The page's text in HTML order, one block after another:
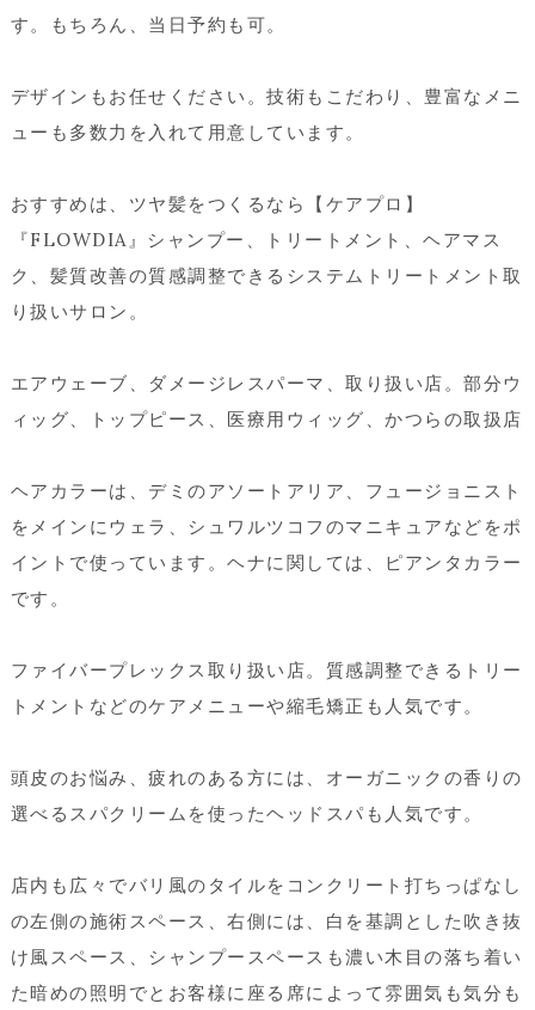
す。もちろん、当日予約も可。
デザインもお任せください。技術もこだわり、豊富なメニ
ューも多数力を入れて用意しています。
おすすめは、ツヤ髪をつくるなら【ケアプロ】
『FLOWDIA』シャンプー、トリートメント、ヘアマス
ク、髪質改善の質感調整できるシステムトリートメント取
り扱いサロン。
エアウェーブ、ダメージレスパーマ、取り扱い店。部分ウ
ィッグ、トップピース、医療用ウィッグ、かつらの取扱店
ヘアカラーは、デミのアソートアリア、フュージョニスト
をメインにウェラ、シュワルツコフのマニキュアなどをポ
イントで使っています。ヘナに関しては、ピアンタカラー
です。
ファイバープレックス取り扱い店。質感調整できるトリー
トメントなどのケアメニューや縮毛矯正も人気です。
頭皮のお悩み、疲れのある方には、オーガニックの香りの
選べるスパクリームを使ったヘッドスパも人気です。
店内も広々でバリ風のタイルをコンクリート打ちっぱなし
の左側の施術スペース、右側には、白を基調とした吹き抜
け風スペース、シャンプースペースも濃い木目の落ち着い
た暗めの照明でとお客様に座る席によって雰囲気も気分も